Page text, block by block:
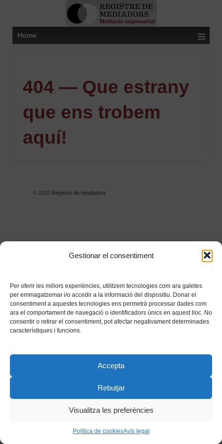
Gestionar el consentiment
Per oferir les millors experiències, utilitzem tecnologies com ara galetes
per emmagatzemar i/o accedir a la informació del dispositiu. Donar el
consentiment a aquestes tecnologies ens permetrà processar dades com
ara el comportament de navegació o identificadors únics en aquest lloc. No
consentir o retirar el consentiment, pot afectar negativament determinades
característiques i funcions.
Accepta
Rebutjar
Visualitza les preferències
Política de cookiesAvís legal
Home ≡
404 — Que estrany
que ens trobem
aquí!
© 2026Registre de mediadors